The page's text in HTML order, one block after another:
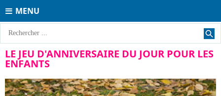
MENU
LE JEU D'ANNIVERSAIRE DU JOUR POUR LES
ENFANTS